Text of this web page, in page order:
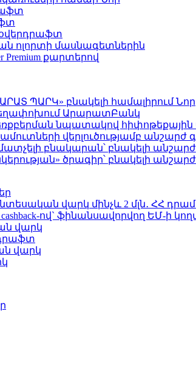
ոլորտի մասնագետներին
Premium քարտերով
ՊԱՐԿ» բնակելի համալիրումՆոր
ԱրարատԲանկ
նպատակով հիփոթեքային
վերլուծությամբ անշարժ
բնակարան՝ բնակելի
ծրագիր՝ բնակելի
վարկ մինչև 2 մլն․ ՀՀ դրամ
ով` ֆինանսավորվող ԵՄ-ի
վարկ
վարկ